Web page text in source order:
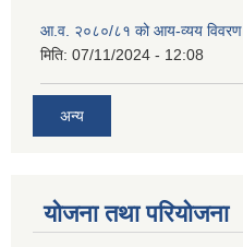
आ.व. २०८०/८१ को आय-व्यय विवरण
मिति: 07/11/2024 - 12:08
अन्य
योजना तथा परियोजना